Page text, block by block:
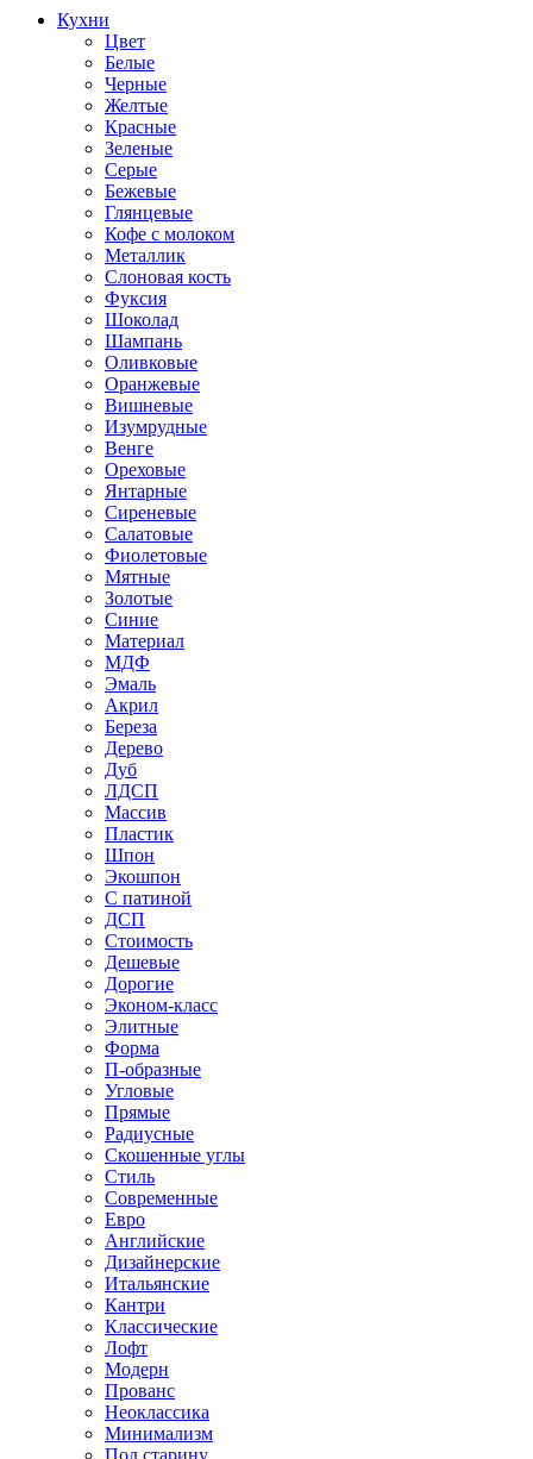
Кухни
Цвет
Белые
Черные
Желтые
Красные
Зеленые
Серые
Бежевые
Глянцевые
Кофе с молоком
Металлик
Слоновая кость
Фуксия
Шоколад
Шампань
Оливковые
Оранжевые
Вишневые
Изумрудные
Венге
Ореховые
Янтарные
Сиреневые
Салатовые
Фиолетовые
Мятные
Золотые
Синие
Материал
МДФ
Эмаль
Акрил
Береза
Дерево
Дуб
ЛДСП
Массив
Пластик
Шпон
Экошпон
С патиной
ДСП
Стоимость
Дешевые
Дорогие
Эконом-класс
Элитные
Форма
П-образные
Угловые
Прямые
Радиусные
Скошенные углы
Стиль
Современные
Евро
Английские
Дизайнерские
Итальянские
Кантри
Классические
Лофт
Модерн
Прованс
Неоклассика
Минимализм
Под старину